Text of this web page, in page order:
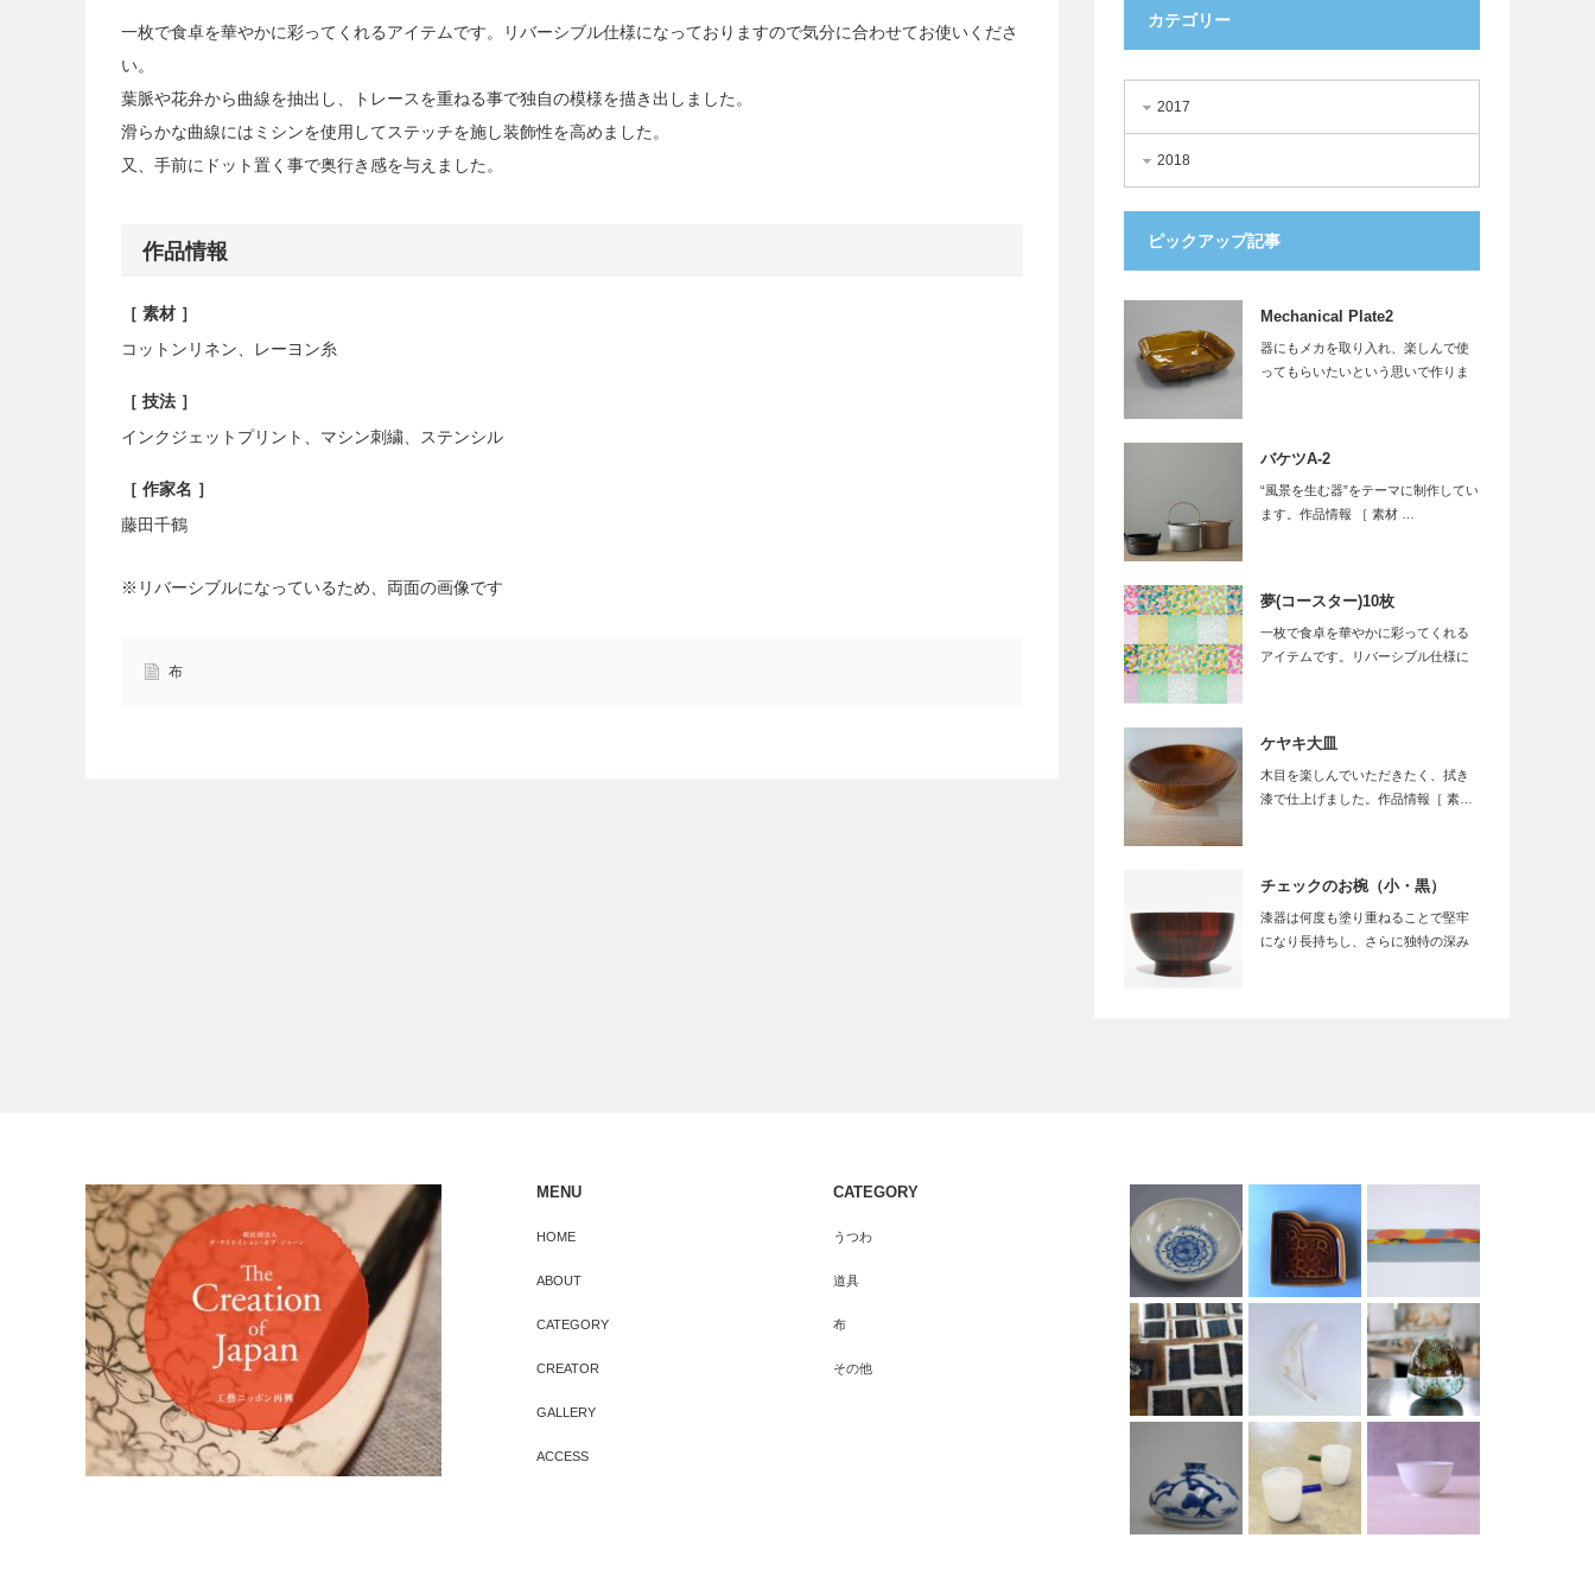
一枚で食卓を華やかに彩ってくれるアイテムです。リバーシブル仕様になっておりますので気分に合わせてお使いくださ
い。
葉脈や花弁から曲線を抽出し、トレースを重ねる事で独自の模様を描き出しました。
滑らかな曲線にはミシンを使用してステッチを施し装飾性を高めました。
又、手前にドット置く事で奥行き感を与えました。
作品情報
［ 素材 ］
コットンリネン、レーヨン糸
［ 技法 ］
インクジェットプリント、マシン刺繍、ステンシル
［ 作家名 ］
藤田千鶴
※リバーシブルになっているため、両面の画像です
布
カテゴリー
2017
2018
ピックアップ記事
Mechanical Plate2
器にもメカを取り入れ、楽しんで使
ってもらいたいという思いで作りま
バケツA-2
“風景を生む器”をテーマに制作してい
ます。作品情報 ［ 素材 …
夢(コースター)10枚
一枚で食卓を華やかに彩ってくれる
アイテムです。リバーシブル仕様に
ケヤキ大皿
木目を楽しんでいただきたく、拭き
漆で仕上げました。作品情報［ 素…
チェックのお椀（小・黒）
漆器は何度も塗り重ねることで堅牢
になり長持ちし、さらに独特の深み
MENU
HOME
ABOUT
CATEGORY
CREATOR
GALLERY
ACCESS
CATEGORY
うつわ
道具
布
その他